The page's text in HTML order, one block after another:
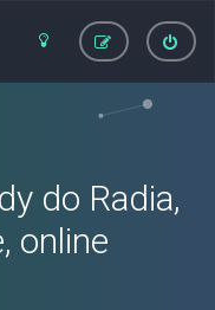
do Radia,
online